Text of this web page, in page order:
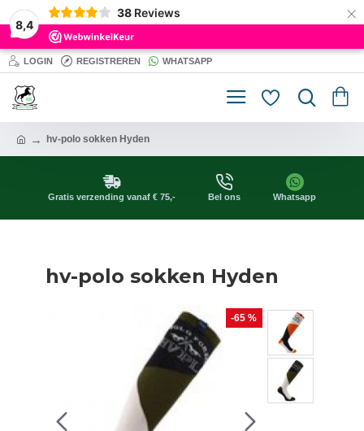
8,4
38 Reviews ×
LOGIN REGISTREREN WHATSAPP
hv-polo sokken Hyden
Gratis verzending vanaf € 75,- Bel ons Whatsapp
hv-polo sokken Hyden
-65 %